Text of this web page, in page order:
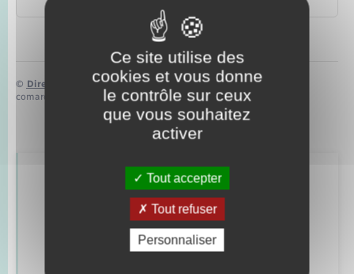
© Direction de l’information légale et administrative
comarquage developpé par baseo.io
Retrouvez aussi
Alerte et informations aux populations
Ce site utilise des
cookies et vous donne
le contrôle sur ceux
que vous souhaitez
activer
Tout accepter
Tout refuser
Personnaliser